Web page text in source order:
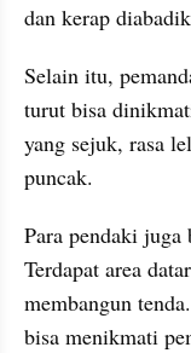
dan kerap
Selain itu,
turut bisa
yang sejuk, rasa
puncak.
Para pendaki juga
Terdapat area
membangun
bisa menikmati